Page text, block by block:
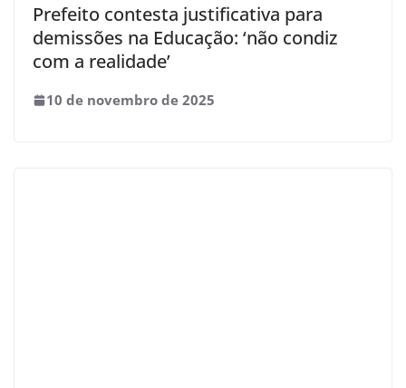
Prefeito contesta justificativa para
demissões na Educação: ‘não condiz
com a realidade’
10 de novembro de 2025